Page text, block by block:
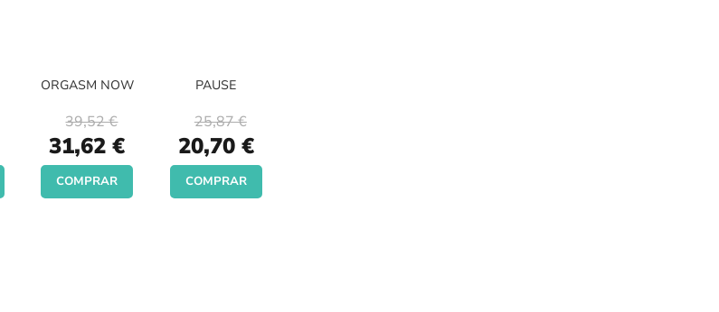
ORGASM NOW
Special
Price
31,62 €
39,52 €
COMPRAR
PAUSE
Special
Price
20,70 €
25,87 €
COMPRAR